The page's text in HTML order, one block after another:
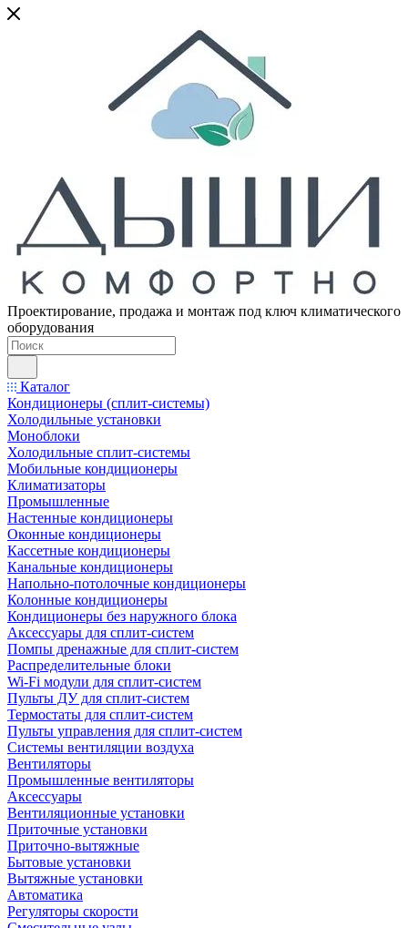
Проектирование, продажа и монтаж под ключ климатического
оборудования
Каталог
Кондиционеры (сплит-системы)
Холодильные установки
Моноблоки
Холодильные сплит-системы
Мобильные кондиционеры
Климатизаторы
Промышленные
Настенные кондиционеры
Оконные кондиционеры
Кассетные кондиционеры
Канальные кондиционеры
Напольно-потолочные кондиционеры
Колонные кондиционеры
Кондиционеры без наружного блока
Аксессуары для сплит-систем
Помпы дренажные для сплит-систем
Распределительные блоки
Wi-Fi модули для сплит-систем
Пульты ДУ для сплит-систем
Термостаты для сплит-систем
Пульты управления для сплит-систем
Системы вентиляции воздуха
Вентиляторы
Промышленные вентиляторы
Аксессуары
Вентиляционные установки
Приточные установки
Приточно-вытяжные
Бытовые установки
Вытяжные установки
Автоматика
Регуляторы скорости